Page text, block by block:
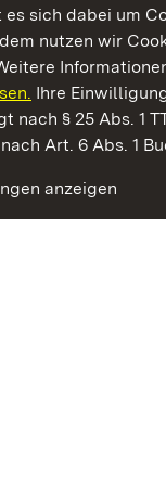
sich dabei um
nutzen wir
Ihre
nach § 25 Abs. 1
Art. 6 Abs. 1
anzeigen
Genießen.